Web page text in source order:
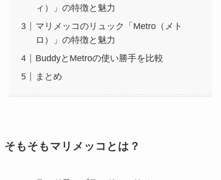
ィ）」の特徴と魅力
マリメッコのリュック「Metro（メト
ロ）」の特徴と魅力
BuddyとMetroの使い勝手を比較
まとめ
そもそもマリメッコとは？